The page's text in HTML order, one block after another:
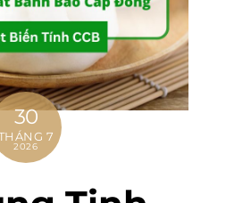
30
7
2026